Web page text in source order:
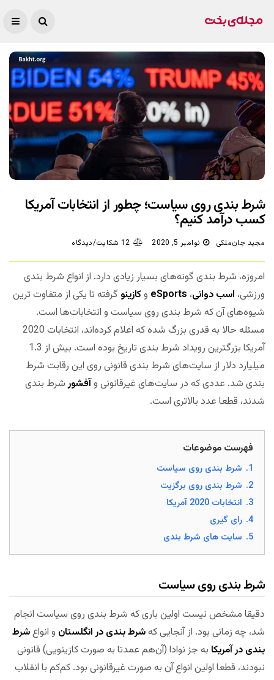
شرط بندی روی سیاست؛ چطور از انتخابات آمریکا
کسب درآمد کنیم؟
مجید جان‌ملکی نوامبر 5, 2020 12 شکایت/دیدگاه
امروزه، شرط بندی گونه‌های بسیار زیادی دارد. از انواع شرط بندی
ورزشی، اسب دوانی، eSports وکازینو گرفته تا یکی از متفاوت ترین
شیوه‌های آن که شرط بندی روی سیاست و انتخابات‌ها است.
مسئله حالا به قدری بزرگ شده که اعلام کرده‌اند، انتخابات 2020
آمریکا بزرگترین رویداد شرط بندی تاریخ بوده است. بیش از 1.3
میلیارد دلار از سایت‌های شرط بندی قانونی روی این رقابت شرط
بندی شد. عددی که در سایت‌های غیرقانونی وآفشورشرط بندی
شدند، قطعا عدد بالاتری است.
فهرست موضوعات
1. شرط بندی روی سیاست
2. شرط بندی روی برگزیت
3. انتخابات 2020 آمریکا
4. رای گیری
5. سایت های شرط بندی
شرط بندی روی سیاست
دقیقا مشخص نیست اولین باری که شرط بندی روی سیاست انجام
شد، چه زمانی بود. از آنجایی کهشرط بندی در انگلستان و انواعشرط
بندی در آمریکا به جز نوادا (آن‌هم عمدتا به صورت کازینویی) قانونی
نبودند، قطعا اولین انواع آن به صورت غیرقانونی بود. کم‌کم با انقلاب